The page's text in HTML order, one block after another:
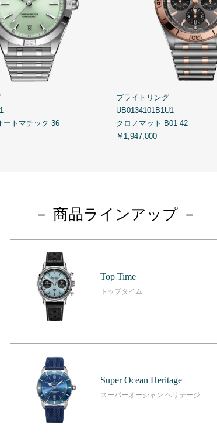
ートマチック 36
ブライトリング
UB0134101B1U1
クロノマット B01 42
￥1,947,000
－ 商品ラインアップ －
Top Time
トップタイム
Super Ocean Heritage
スーパーオーシャン ヘリテージ